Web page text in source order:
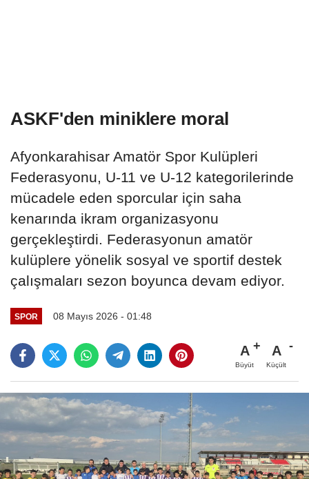
ASKF'den miniklere moral
Afyonkarahisar Amatör Spor Kulüpleri
Federasyonu, U-11 ve U-12 kategorilerinde
mücadele eden sporcular için saha
kenarında ikram organizasyonu
gerçekleştirdi. Federasyonun amatör
kulüplere yönelik sosyal ve sportif destek
çalışmaları sezon boyunca devam ediyor.
SPOR 08 Mayıs 2026 - 01:48
A
Büyüt
A
Küçült